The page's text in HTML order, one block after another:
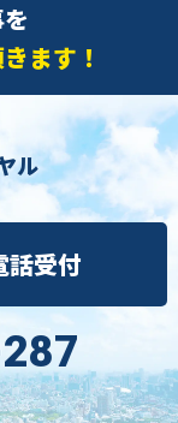
ます！
ル
受付